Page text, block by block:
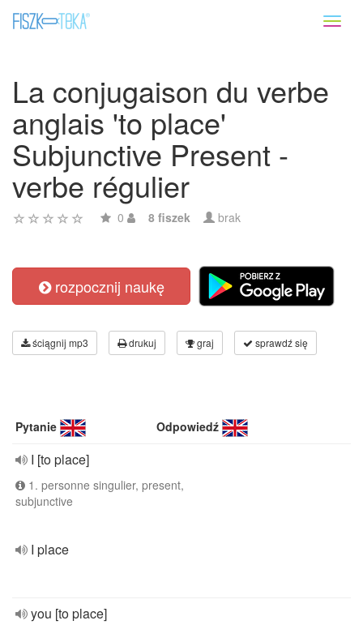
La conjugaison du verbe
anglais 'to place'
Subjunctive Present -
verbe régulier
0 8 fiszek brak
rozpocznij naukę
ściągnij mp3 drukuj graj sprawdź się
Pytanie Odpowiedź
I [to place]
1. personne singulier, present,
subjunctive
I place
you [to place]